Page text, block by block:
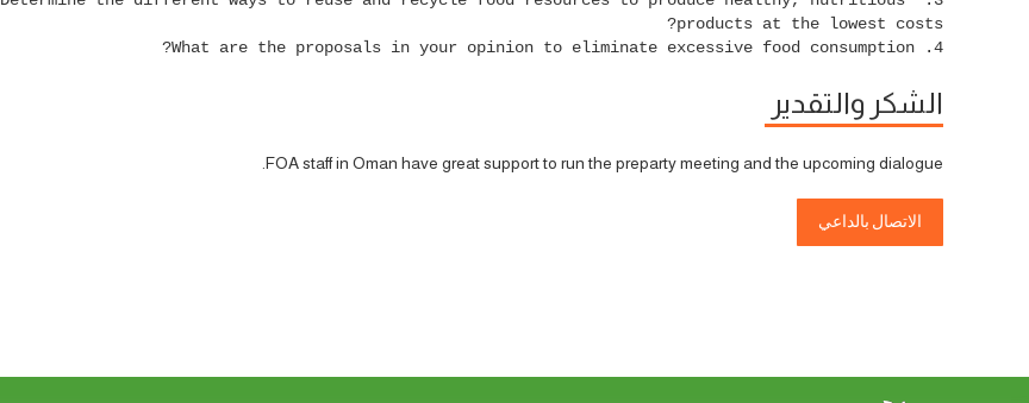
4. What are the proposals in your opinion to eliminate excessive food consumption?
الشكر والتقدير
FOA staff in Oman have great support to run the preparty meeting and the upcoming dialogue.
الاتصال بالداعي